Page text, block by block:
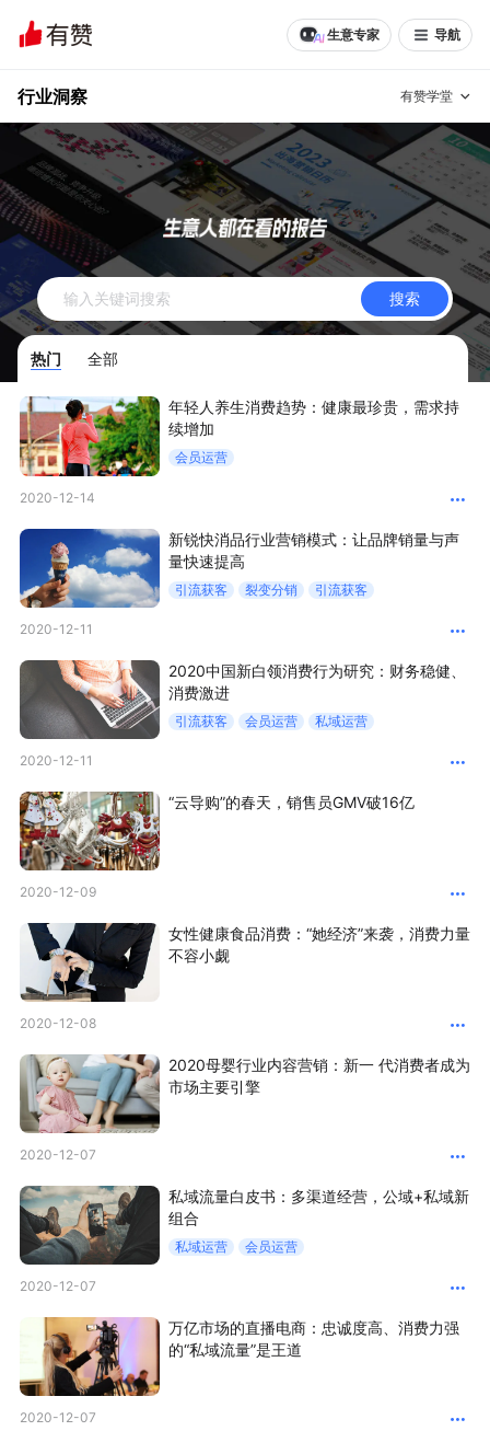
生意专家 导航
有赞学堂
行业洞察
有赞说增长
私域日历 增长方法
有赞说案例拆解 有赞专家说
有赞成功案例
面对面聊增长
有赞春季发布会 实干家直播间
新零售大会
AllValue 战略合作
智库 产品场景库
产品更新动态 帮助中心
品牌消费观
新零售资讯
培训课程
私域课程
增长俱乐部
增长俱乐部 有赞商盟
商家社区
合作共进
入驻有赞
认证服务商
有赞云 数据通服务
搜索
热门 全部
年轻人养生消费趋势：健康最珍贵，需求持
续增加
会员运营
2020-12-14
新锐快消品行业营销模式：让品牌销量与声
量快速提高
引流获客 裂变分销 引流获客
2020-12-11
2020中国新白领消费行为研究：财务稳健、
消费激进
引流获客 会员运营 私域运营
2020-12-11
“云导购”的春天，销售员GMV破16亿
2020-12-09
女性健康食品消费：“她经济”来袭，消费力量
不容小觑
2020-12-08
2020母婴行业内容营销：新一 代消费者成为
市场主要引擎
2020-12-07
私域流量白皮书：多渠道经营，公域+私域新
组合
私域运营 会员运营
2020-12-07
万亿市场的直播电商：忠诚度高、消费力强
的“私域流量”是王道
2020-12-07